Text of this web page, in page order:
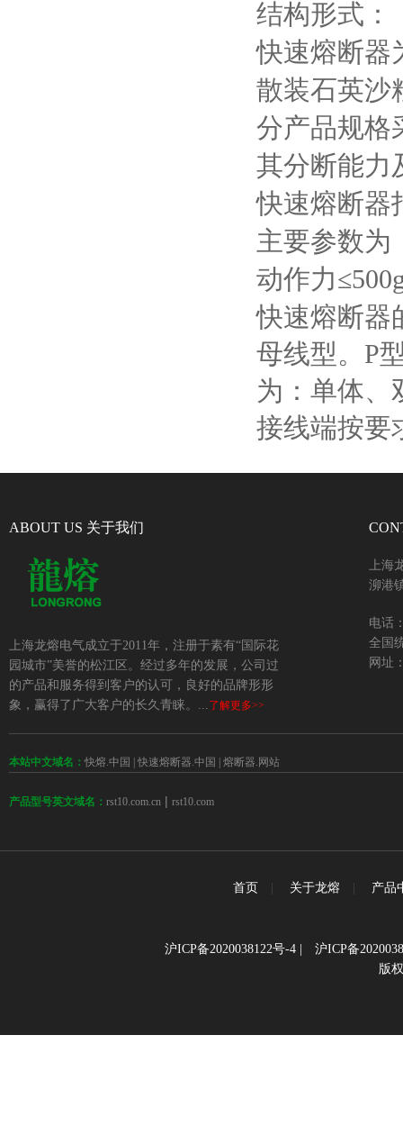
结构形式：
快速熔断器
散装石英沙
分产品规格
其分断能力
快速熔断器
主要参数为
动作力≤
快速熔断器
母线型。 P
为：单体、
接线端按要
ABOUT US 关于我们
上海龙熔电气成立于2011年，注册于素有“国际花
园城市”美誉的松江区。经过多年的发展，公司过
的产品和服务得到客户的认可，良好的品牌形形
象，赢得了广大客户的长久青睐。...了解更多>>
上海
泖港
电话
全国
网址
本站中文域名： 快熔.中国 快速熔断器.中国 熔断器.网站
产品型号英文域名： rst10.com.cn | rst10.com
首页 关于龙熔 产品
沪ICP备2020038122号-4| 沪ICP备
版